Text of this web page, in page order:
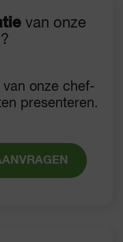
van onze
van onze chef-
presenteren.